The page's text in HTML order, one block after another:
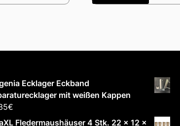
Ecklager Eckband
mit weißen Kappen
€
Fledermaushäuser 4 Stk. 22 x 12 x